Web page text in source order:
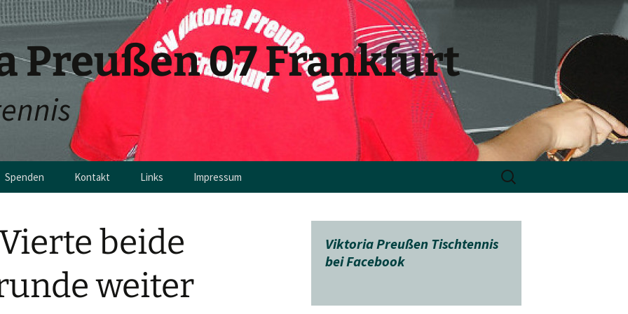
Preußen 07 Frankfurt
Spenden Kontakt Links Impressum
Suchen
nach:
beide
weiter
Viktoria Preußen Tischtennis
bei Facebook